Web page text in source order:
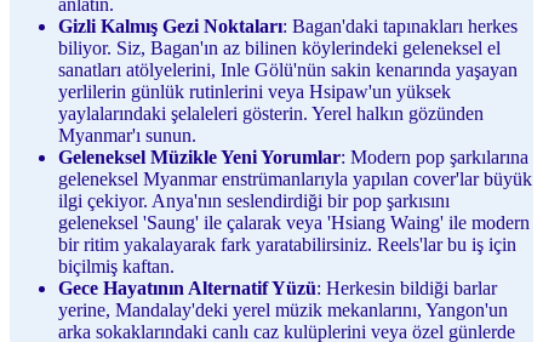
anlatın.
Gizli Kalmış Gezi Noktaları: Bagan'daki tapınakları herkes
biliyor. Siz, Bagan'ın az bilinen köylerindeki geleneksel el
sanatları atölyelerini, Inle Gölü'nün sakin kenarında yaşayan
yerlilerin günlük rutinlerini veya Hsipaw'un yüksek
yaylalarındaki şelaleleri gösterin. Yerel halkın gözünden
Myanmar'ı sunun.
Geleneksel Müzikle Yeni Yorumlar: Modern pop şarkılarına
geleneksel Myanmar enstrümanlarıyla yapılan cover'lar büyük
ilgi çekiyor. Anya'nın seslendirdiği bir pop şarkısını
geleneksel 'Saung' ile çalarak veya 'Hsiang Waing' ile modern
bir ritim yakalayarak fark yaratabilirsiniz. Reels'lar bu iş için
biçilmiş kaftan.
Gece Hayatının Alternatif Yüzü: Herkesin bildiği barlar
yerine, Mandalay'deki yerel müzik mekanlarını, Yangon'un
arka sokaklarındaki canlı caz kulüplerini veya özel günlerde